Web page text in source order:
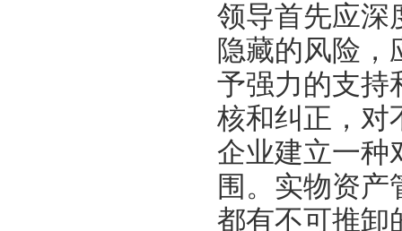
领导首先应深
隐藏的风险
予强力的支持
核和纠正，对
企业建立一种
围。实物资
都有不可推卸